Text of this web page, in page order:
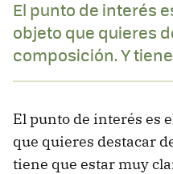
El punto de interés
objeto que quieres
composición. Y
El punto de interés es
que quieres destacar
tiene que estar muy